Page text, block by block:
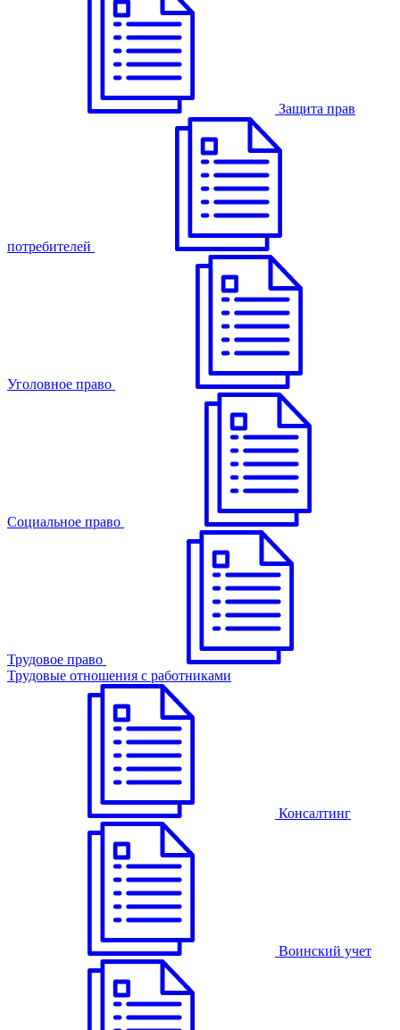
Защита прав
потребителей
Уголовное право
Cоциальное право
Трудовое право
Трудовые отношения с работниками
Консалтинг
Воинский учет